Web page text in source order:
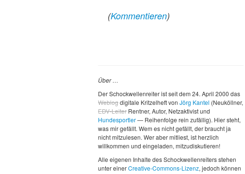
(Kommentieren)
Über …
Der Schockwellenreiter ist seit dem 24. April 2000 das
Weblogdigitale Kritzelheft von Jörg Kantel (Neuköllner,
EDV-Leiter Rentner, Autor, Netzaktivist und
Hundesportler— Reihenfolge rein zufällig). Hier steht,
was mir gefällt. Wem es nicht gefällt, der braucht ja
nicht mitzulesen. Wer aber mitliest, ist herzlich
willkommen und eingeladen, mitzudiskutieren!
Alle eigenen Inhalte des Schockwellenreiters stehen
unter einerCreative-Commons-Lizenz, jedoch können